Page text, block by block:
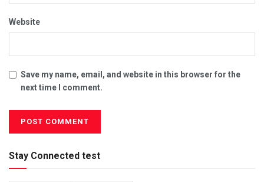
Website
Save my name, email, and website in this browser for the
next time I comment.
Stay Connected test